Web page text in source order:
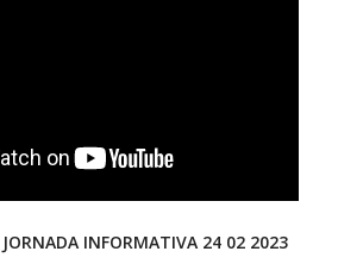
JORNADA INFORMATIVA 24 02 2023